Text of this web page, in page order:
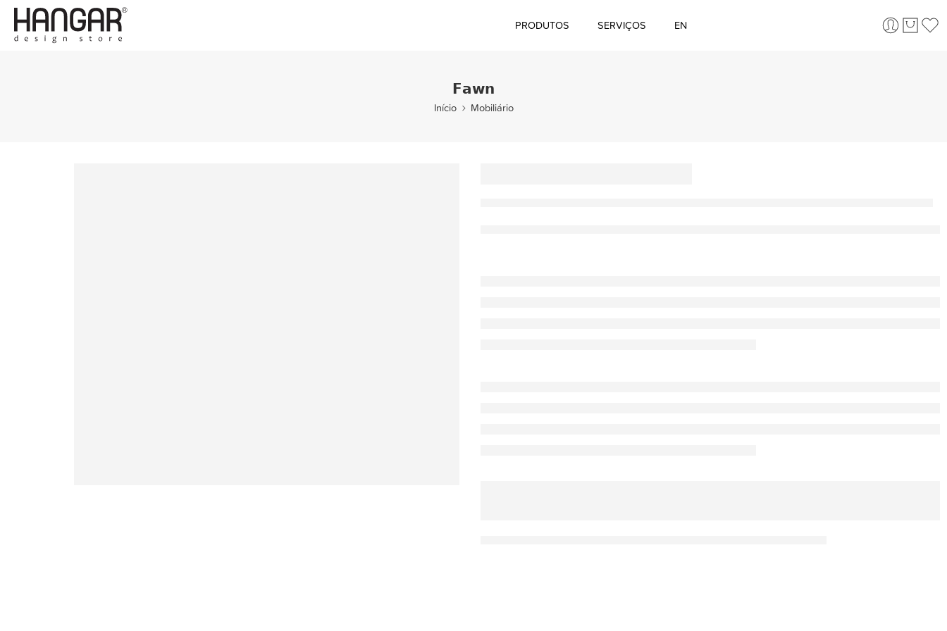
PRODUTOS SERVIÇOS EN
𝗙𝗮𝘄𝗻
Início Mobiliário